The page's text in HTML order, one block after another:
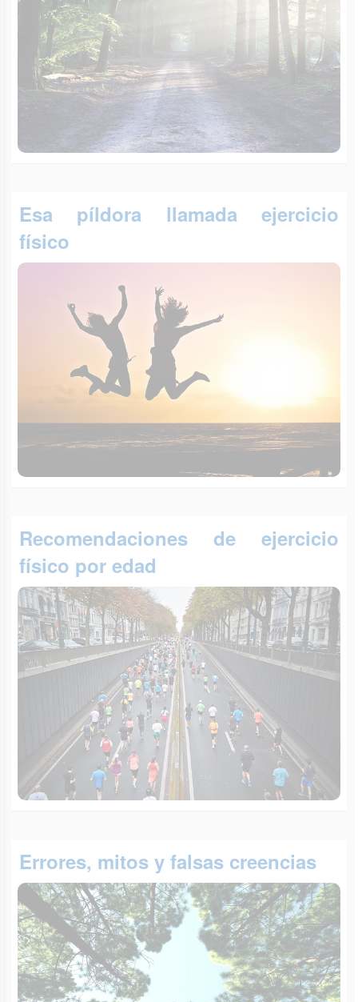
Esa píldora llamada ejercicio
físico
Recomendaciones de ejercicio
físico por edad
Errores, mitos y falsas creencias